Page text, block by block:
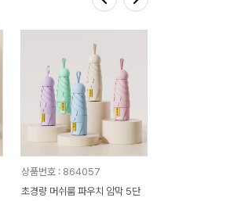
상품번호 : 864057
초경량 머쉬룸 파우치 암막 5단